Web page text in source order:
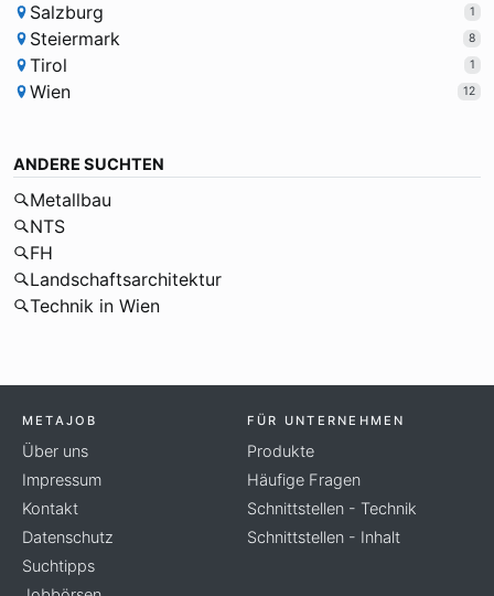
Salzburg 1
Steiermark 8
Tirol 1
Wien 12
ANDERE SUCHTEN
Metallbau
NTS
FH
Landschaftsarchitektur
Technik in Wien
METAJOB
Über uns
Impressum
Kontakt
Datenschutz
Suchtipps
FÜR UNTERNEHMEN
Produkte
Häufige Fragen
Schnittstellen - Technik
Schnittstellen - Inhalt